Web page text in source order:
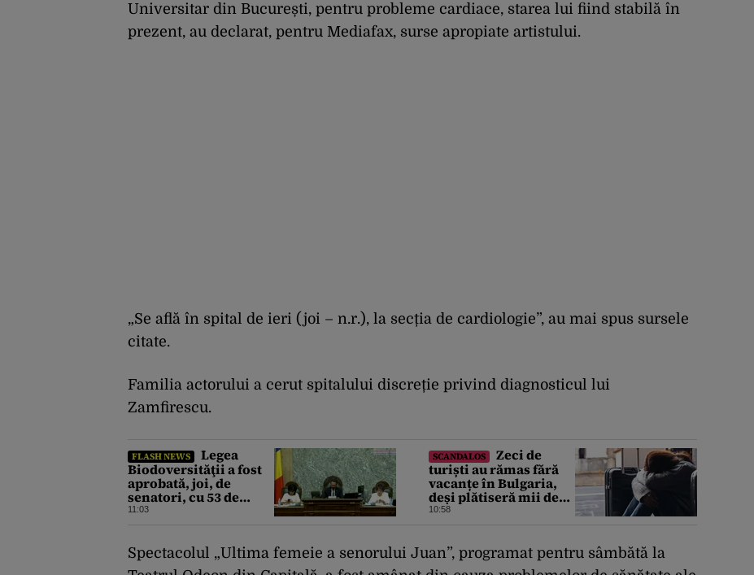
Universitar din București, pentru probleme cardiace, starea lui fiind stabilă în
prezent, au declarat, pentru Mediafax, surse apropiate artistului.
„Se află în spital de ieri (joi – n.r.), la secția de cardiologie”, au mai spus sursele
citate.
Familia actorului a cerut spitalului discreție privind diagnosticul lui
Zamfirescu.
FLASH NEWS
Legea
Biodoversităţii a fost
aprobată, joi, de
senatori, cu 53 de
voturi pentru şi 18
11:03
SCANDALOS
Zeci de
turiști au rămas fără
vacanțe în Bulgaria,
deși plătiseră mii de
euro. Cum s-au anulat
10:58
Spectacolul „Ultima femeie a senorului Juan”, programat pentru sâmbătă la